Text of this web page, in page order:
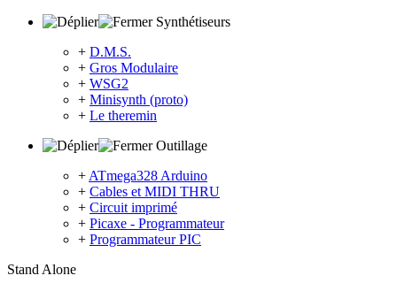
Synthétiseurs
+ D.M.S.
+ Gros Modulaire
+ WSG2
+ Minisynth (proto)
+ Le theremin
Outillage
+ ATmega328 Arduino
+ Cables et MIDI THRU
+ Circuit imprimé
+ Picaxe - Programmateur
+ Programmateur PIC
Stand Alone